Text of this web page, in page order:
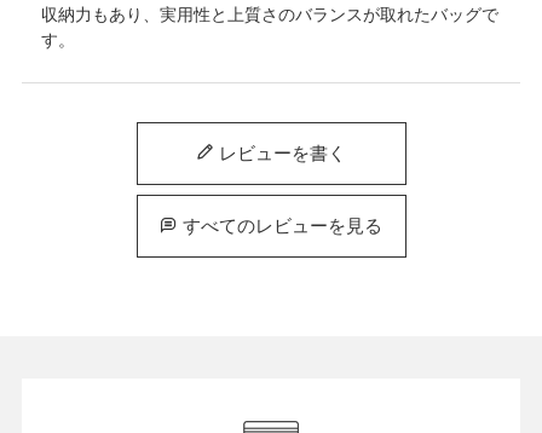
収納力もあり、実用性と上質さのバランスが取れたバッグで
す。
レビューを書く
すべてのレビューを見る